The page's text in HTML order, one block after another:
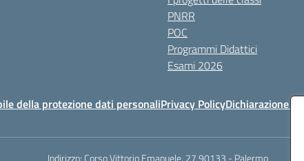
PNRR
POC
Programmi Didattici
Esami 2026
della protezione dati personaliPrivacy PolicyDichiarazione di
Indirizzo: Corso Vittorio Emanuele, 27 90133 - Palermo